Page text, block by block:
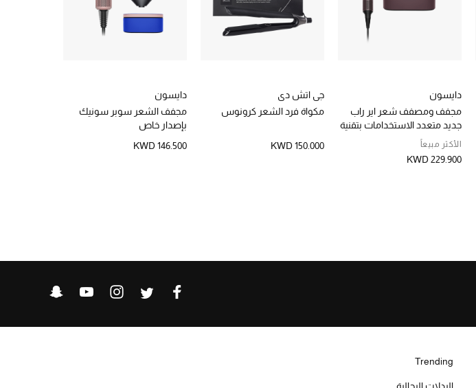
دايسون
مجفف ومصفف شعر اير راب
جديد متعدد الاستخدامات بتقنية
كواندا 2x للشعر المستقيم
والمموج
الأكثر مبيعاً
KWD 229.900
جي اتش دي
مكواة فرد الشعر كرونوس
KWD 150.000
دايسون
مجفف الشعر سوبر سونيك
بإصدار خاص
KWD 146.500
Trending